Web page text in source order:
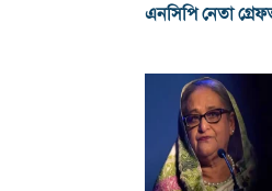
এনসিপি নেতা